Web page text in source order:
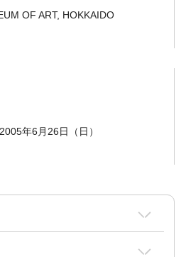
OF ART, HOKKAIDO
年6月26日（日）